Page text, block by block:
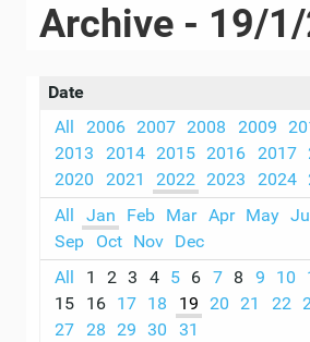
Archive - 19/
Date
All
2006 2007 2008 2009
2013
2014 2015 2016 2017
2020
2021 2022 2023 2024
All
Jan Feb Mar Apr May
Sep
Oct Nov Dec
All
1 2 3 4 5 6 7 8 9 10
15
16 17 18 19 20 21 22
27
28 29 30 31